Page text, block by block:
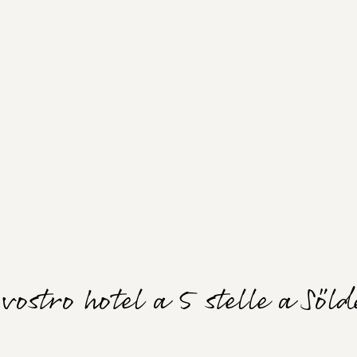
hotel a 5 stelle a